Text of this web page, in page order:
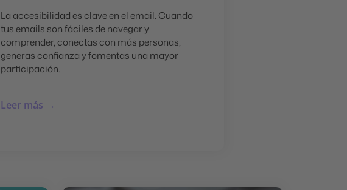
La accesibilidad es clave en el email. Cuando
tus emails son fáciles de navegar y
comprender, conectas con más personas,
generas confianza y fomentas una mayor
participación.
Leer más →